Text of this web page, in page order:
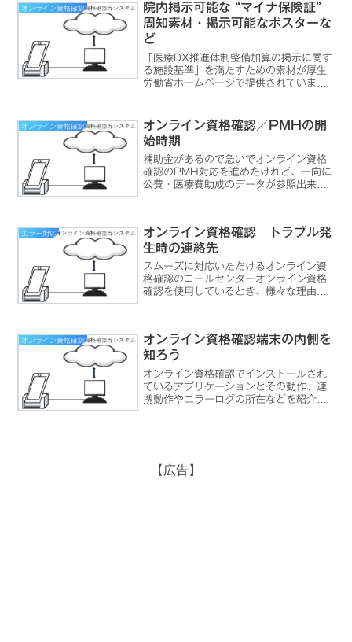
す。オンライン資格確認導入...
オンライン資格確認
院内掲示可能な “マイナ保険証”
周知素材・掲示可能なポスターな
ど
「医療DX推進体制整備加算の掲示に関す
る施設基準」を満たすための素材が厚生
労働省ホームページで提供されていま
よる動画再生も可能なコンテンツが提供
されています。
オンライン資格確認
オンライン資格確認／PMHの開
始時期
補助金があるので急いでオンライン資格
確認のPMH対応を進めたけれど、一向に
公費・医療費助成のデータが参照出来ま
らないのかな、と思っ...
エラー対応
オンライン資格確認 トラブル発
生時の連絡先
スムーズに対応いただけるオンライン資
格確認のコールセンターオンライン資格
確認を使用しているとき、様々な理由で
りになるのがオンライン資...
オンライン資格確認
オンライン資格確認端末の内側を
知ろう
オンライン資格確認でインストールされ
ているアプリケーションとその動作、連
携動作やエラーログの所在などを紹介し
みではないことが理解できると、トラブ
ル発生時にも自己解決につながるのでは
【広告】